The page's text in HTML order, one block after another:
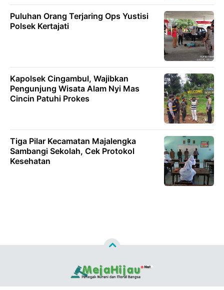
Puluhan Orang Terjaring Ops Yustisi
Polsek Kertajati
Kapolsek Cingambul, Wajibkan
Pengunjung Wisata Alam Nyi Mas
Cincin Patuhi Prokes
Tiga Pilar Kecamatan Majalengka
Sambangi Sekolah, Cek Protokol
Kesehatan